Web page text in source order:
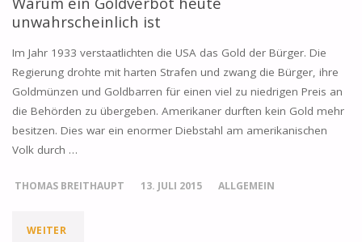
ÜBER
WISSEN
SOLLTE"
unwahrscheinlich ist
Im Jahr 1933 verstaatlichten die USA das Gold der Bürger. Die
Regierung drohte mit harten Strafen und zwang die Bürger, ihre
Goldmünzen und Goldbarren für einen viel zu niedrigen Preis an
die Behörden zu übergeben. Amerikaner durften kein Gold mehr
besitzen. Dies war ein enormer Diebstahl am amerikanischen
Volk durch …
THOMAS BREITHAUPT 13. JULI 2015 ALLGEMEIN
WEITER"WARUM